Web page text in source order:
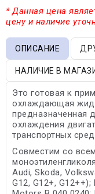
* Данная цена
цену и наличие
ОПИСАНИЕ
НАЛИЧИЕ В
Это готовая к
охлаждающая
предназначенная
охлаждения
транспортных
Совместим со
Audi, Skoda,
G12, G12+,